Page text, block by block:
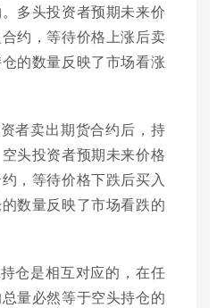
多头投资者预期未来价
约，等待价格上涨后卖
的数量反映了市场看涨
者卖出期货合约后，持
头投资者预期未来价格
，等待价格下跌后买入
数量反映了市场看跌的
仓是相互对应的，在任
量必然等于空头持仓的